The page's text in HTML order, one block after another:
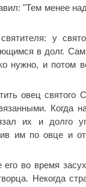
"Тем менее
у
в долг.
нужно, и потом
овец святого
Когда
их и долго
им по овце и
во время
Некогда